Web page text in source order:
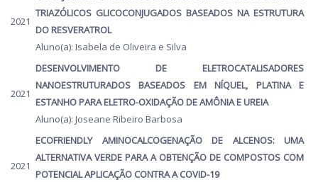
2021
TRIAZÓLICOS GLICOCONJUGADOS BASEADOS NA ESTRUTURA
DO RESVERATROL
Aluno(a): Isabela de Oliveira e Silva
2021
DESENVOLVIMENTO DE ELETROCATALISADORES
NANOESTRUTURADOS BASEADOS EM NÍQUEL, PLATINA E
ESTANHO PARA ELETRO-OXIDAÇÃO DE AMÔNIA E UREIA
Aluno(a): Joseane Ribeiro Barbosa
2021
ECOFRIENDLY AMINOCALCOGENAÇÃO DE ALCENOS: UMA
ALTERNATIVA VERDE PARA A OBTENÇÃO DE COMPOSTOS COM
POTENCIAL APLICAÇÃO CONTRA A COVID-19